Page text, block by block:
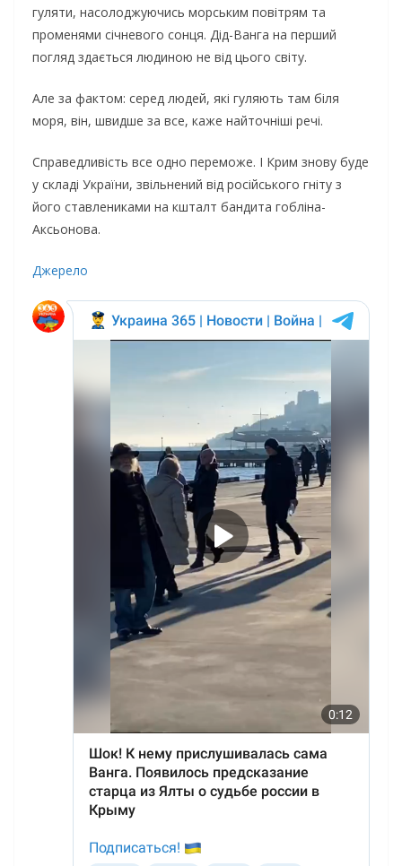
гуляти, насолоджуючись морським повітрям та
променями січневого сонця. Дід-Ванга на перший
погляд здається людиною не від цього світу.
Але за фактом: серед людей, які гуляють там біля
моря, він, швидше за все, каже найточніші речі.
Справедливість все одно переможе. І Крим знову буде
у складі України, звільнений від російського гніту з
його ставлениками на кшталт бандита гобліна-
Аксьонова.
Джерело